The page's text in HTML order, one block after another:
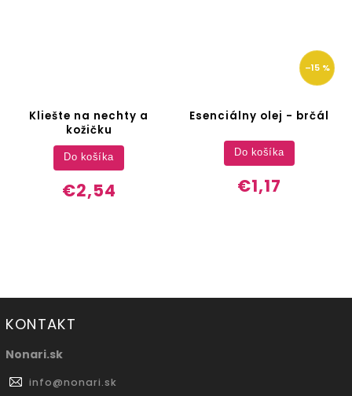
Kliešte na nechty a
kožičku
€2,54
Do košíka
–15 %
Esenciálny olej - brčál
€1,17
Do košíka
KONTAKT
Nonari.sk
info@nonari.sk